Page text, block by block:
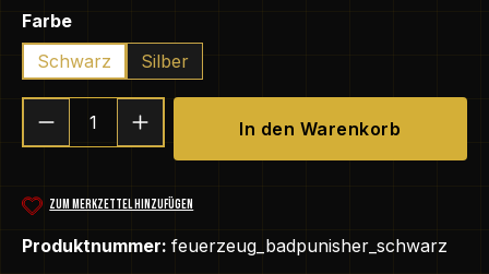
Farbeauswählen
Schwarz
Silber
Produkt Anzahl: Gib den
In den Warenkorb
ZUM MERKZETTEL HINZUFÜGEN
Produktnummer: feuerzeug_badpunisher_schwarz